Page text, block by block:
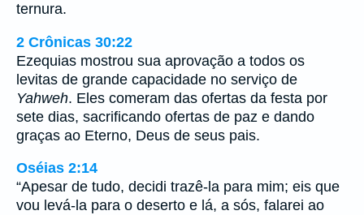
ternura.
2 Crônicas 30:22
Ezequias mostrou sua aprovação a todos os
levitas de grande capacidade no serviço de
Yahweh. Eles comeram das ofertas da festa por
sete dias, sacrificando ofertas de paz e dando
graças ao Eterno, Deus de seus pais.
Oséias 2:14
“Apesar de tudo, decidi trazê-la para mim; eis que
vou levá-la para o deserto e lá, a sós, falarei ao